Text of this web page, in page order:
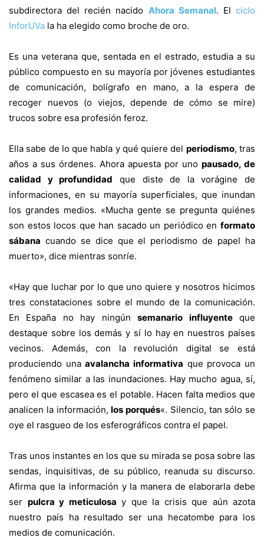
subdirectora del recién nacido Ahora Semanal. El ciclo
InforUVa la ha elegido como broche de oro.
Es una veterana que, sentada en el estrado, estudia a su
público compuesto en su mayoría por jóvenes estudiantes
de comunicación, bolígrafo en mano, a la espera de
recoger nuevos (o viejos, depende de cómo se mire)
trucos sobre esa profesión feroz.
Ella sabe de lo que habla y qué quiere del periodismo, tras
años a sus órdenes. Ahora apuesta por uno pausado, de
calidad y profundidad que diste de la vorágine de
informaciones, en su mayoría superficiales, que inundan
los grandes medios. «Mucha gente se pregunta quiénes
son estos locos que han sacado un periódico en formato
sábana cuando se dice que el periodismo de papel ha
muerto», dice mientras sonríe.
«Hay que luchar por lo que uno quiere y nosotros hicimos
tres constataciones sobre el mundo de la comunicación.
En España no hay ningúnsemanario influyenteque
destaque sobre los demás y sí lo hay en nuestros países
vecinos. Además, con la revolución digital se está
produciendo unaavalancha informativa que provoca un
fenómeno similar a las inundaciones. Hay mucho agua, sí,
pero el que escasea es el potable. Hacen falta medios que
analicen la información,los porqués«. Silencio, tan sólo se
oye el rasgueo de los esferográficos contra el papel.
Tras unos instantes en los que su mirada se posa sobre las
sendas, inquisitivas, de su público, reanuda su discurso.
Afirma que la información y la manera de elaborarla debe
ser pulcra y meticulosa y que la crisis que aún azota
nuestro país ha resultado ser una hecatombe para los
medios de comunicación.